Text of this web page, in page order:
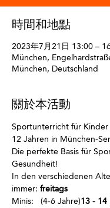
時間和地點
2023年7月21日 13:00 –
München,
München, Deutschland
關於本活動
Sportunterricht für Kinder
12 Jahren in München-
Die perfekte Basis für
Gesundheit!
In den verschiedenen
immer: freitags
Minis:
(4-6 Jahre)13 - 14